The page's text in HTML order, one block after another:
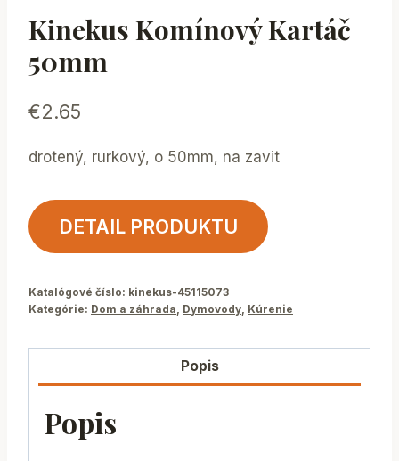
Kinekus Komínový Kartáč
50mm
€2.65
drotený, rurkový, o 50mm, na zavit
DETAIL PRODUKTU
Katalógové číslo: kinekus-45115073
Kategórie: Dom a záhrada, Dymovody, Kúrenie
Popis
Popis